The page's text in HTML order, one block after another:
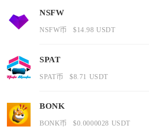
NSFW
NSFW币 $14.98 USDT
SPAT
SPAT币 $8.71 USDT
BONK
BONK币 $0.0000028 USDT